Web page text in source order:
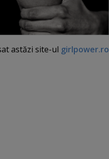
astăzi site-ul girlpower.ro